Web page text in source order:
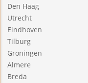
Den Haag
Utrecht
Eindhoven
Tilburg
Groningen
Almere
Breda